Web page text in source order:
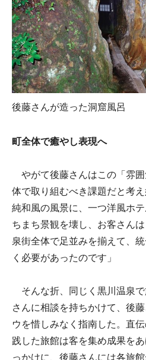
後藤さんが造った洞窟風呂
町全体で癒やし表現へ
やがて後藤さんはこの「雰
体で取り組むべき課題だと考
純和風の風景に、一つ洋風ホ
ちまち景観を壊し、お客さん
泉街全体で足並みを揃えて、
く必要があったのです」
そんな折、同じく黒川温泉
さんに相談を持ちかけて、後
ウを惜しみなく指南した。直
践した旅館は客を集め成果を
っかけに、後藤さんには各旅